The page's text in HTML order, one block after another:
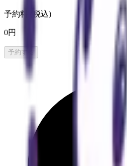
予約料 (税込)
0円
予約する